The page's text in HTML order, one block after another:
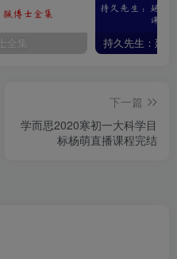
全集
下一篇
学而思2020寒初一大科学目
标杨萌直播课程完结